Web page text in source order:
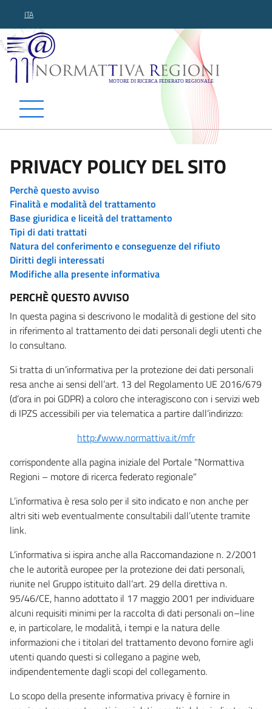
ITA
Normattiva Regioni -
PRIVACY POLICY DEL SITO
Perchè questo avviso
Finalità e modalità del trattamento
Base giuridica e liceità del trattamento
Tipi di dati trattati
Natura del conferimento e conseguenze del rifiuto
Diritti degli interessati
Modifiche alla presente informativa
PERCHÈ QUESTO AVVISO
In questa pagina si descrivono le modalità di gestione del sito
in riferimento al trattamento dei dati personali degli utenti che
lo consultano.
Si tratta di un’informativa per la protezione dei dati personali
resa anche ai sensi dell’art. 13 del Regolamento UE 2016/679
(d’ora in poi GDPR) a coloro che interagiscono con i servizi web
di IPZS accessibili per via telematica a partire dall’indirizzo:
http://www.normattiva.it/mfr
corrispondente alla pagina iniziale del Portale "Normattiva
Regioni – motore di ricerca federato regionale"
L’informativa è resa solo per il sito indicato e non anche per
altri siti web eventualmente consultabili dall’utente tramite
link.
L’informativa si ispira anche alla Raccomandazione n. 2/2001
che le autorità europee per la protezione dei dati personali,
riunite nel Gruppo istituito dall’art. 29 della direttiva n.
95/46/CE, hanno adottato il 17 maggio 2001 per individuare
alcuni requisiti minimi per la raccolta di dati personali on–line
e, in particolare, le modalità, i tempi e la natura delle
informazioni che i titolari del trattamento devono fornire agli
utenti quando questi si collegano a pagine web,
indipendentemente dagli scopi del collegamento.
Lo scopo della presente informativa privacy è fornire in